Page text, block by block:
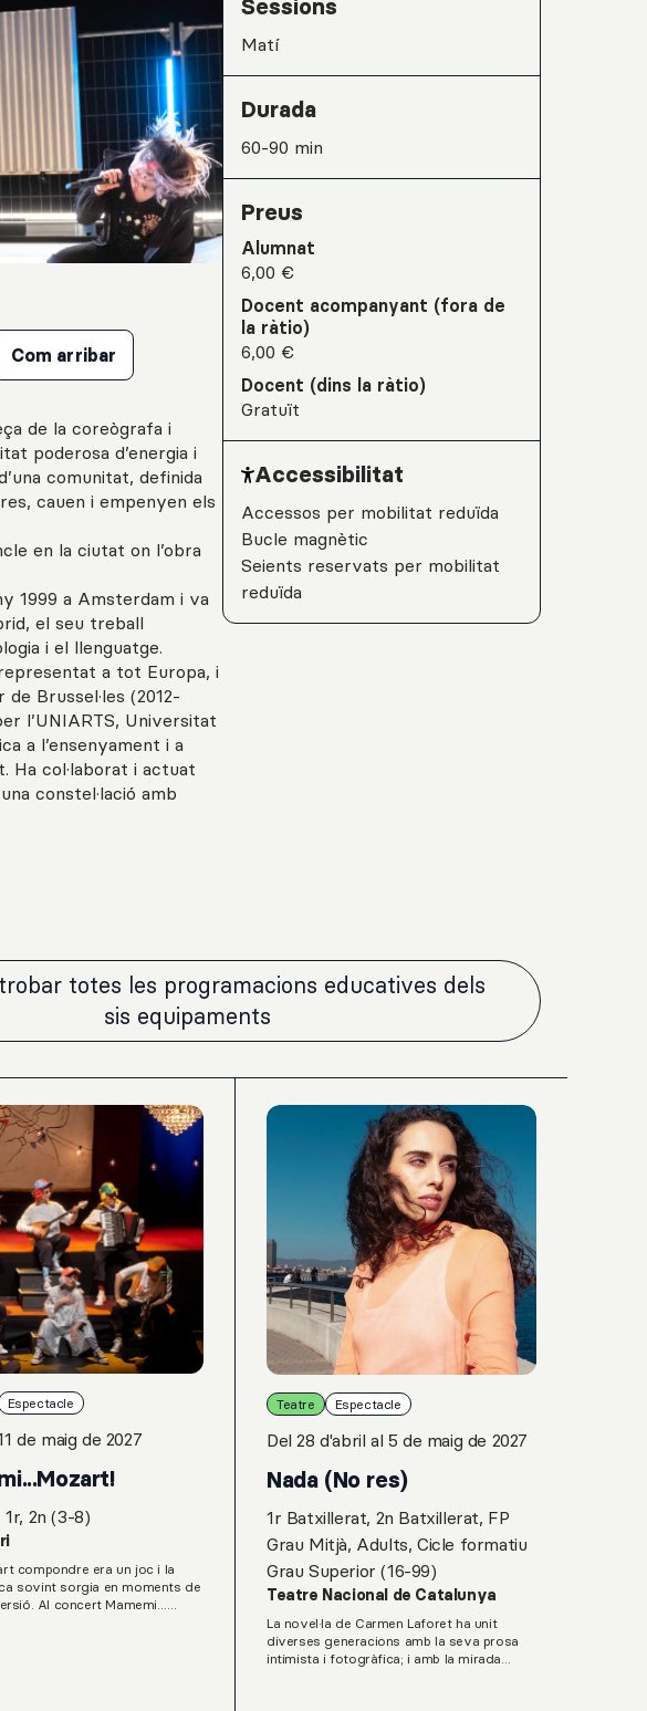
Com arribar
de la coreògrafa i
poderosa d’energia i
comunitat, definida
cauen i empenyen els
en la ciutat on l’obra
1999 a Amsterdam i va
el seu treball
i el llenguatge.
a tot Europa, i
Brussel·les (2012-
l’UNIARTS, Universitat
a l’ensenyament i a
Ha col·laborat i actuat
constel·lació amb
Sessions
matí
Durada
60-90 min
Preus
Alumnat
6,00 €
Docent acompanyant (fora de
la ràtio)
6,00 €
Docent (dins la ràtio)
Gratuït
Accessibilitat
Accessos per mobilitat reduïda
Bucle magnètic
Seients reservats per mobilitat
reduïda
totes les programacions educatives dels
sis equipaments
Espectacle
de maig de 2027
1r, 2n (3-8)
compondre era un joc i la
sovint sorgia en moments de
Al concert Mamemi…
Teatre Espectacle
Del 28 d'abril al 5 de maig de 2027
Nada (No res)
1r Batxillerat, 2n Batxillerat, FP
Grau Mitjà, Adults, Cicle formatiu
Grau Superior (16-99)
Teatre Nacional de Catalunya
La novel·la de Carmen Laforet ha unit
diverses generacions amb la seva prosa
intimista i fotogràfica; i amb la mirada